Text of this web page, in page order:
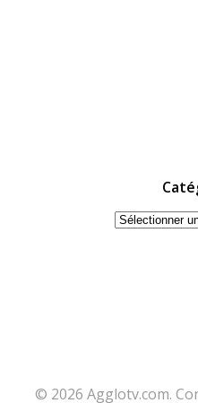
Catégories
© 2026 Agglotv.com.